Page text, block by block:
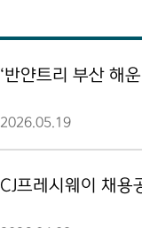
‘반얀트리 부산 해
2026.05.19
CJ프레시웨이 채용